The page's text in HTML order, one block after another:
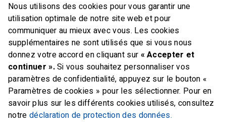
E-mail office@swiss-sailing-
team.ch
FOLLOW US ON
Twitter FacebookInstagram
Nous utilisons des cookies pour vous garantir une
utilisation optimale de notre site web et pour
communiquer au mieux avec vous. Les cookies
supplémentaires ne sont utilisés que si vous nous
donnez votre accord en cliquant sur « Accepter et
continuer ».Si vous souhaitez personnaliser vos
paramètres de confidentialité, appuyez sur le bouton «
Paramètres de cookies » pour les sélectionner. Pour en
savoir plus sur les différents cookies utilisés, consultez
notre déclaration de protection des données.